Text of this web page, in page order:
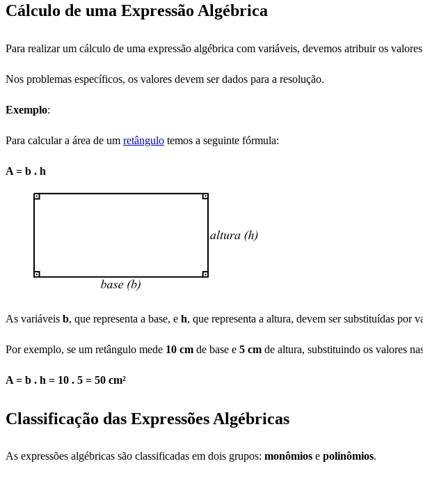
Cálculo de uma Expressão Algébrica
Para realizar um cálculo de uma expressão algébrica com variáveis, devemos atribuir os
Nos problemas específicos, os valores devem ser dados para a resolução.
Exemplo:
Para calcular a área de um retângulo temos a seguinte fórmula:
A = b . h
As variáveis b, que representa a base, e h, que representa a altura, devem ser substituídas por
Por exemplo, se um retângulo mede 10 cm de base e 5 cm de altura, substituindo os valores
A = b . h = 10 . 5 = 50 cm²
Classificação das Expressões Algébricas
As expressões algébricas são classificadas em dois grupos: monômios e polinômios.